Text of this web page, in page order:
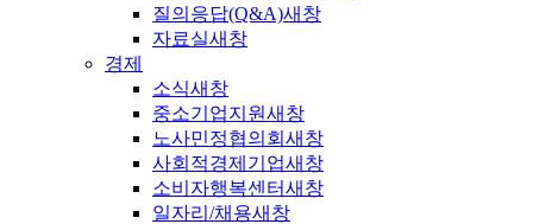
질의응답(Q&A)새창
자료실새창
경제
소식새창
중소기업지원새창
노사민정협의회 새창
사회적경제기업새창
소비자행복센터새창
일자리/채용새창